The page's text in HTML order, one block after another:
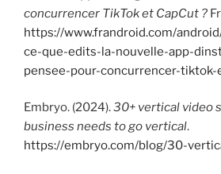
concurrencer TikTok et CapCut ?
https://www.frandroid.com/
ce-que-edits-la-nouvelle-app-
pensee-pour-concurrencer-
Embryo. (2024).30+ vertical video
business needs to go vertical.
https://embryo.com/blog/30-